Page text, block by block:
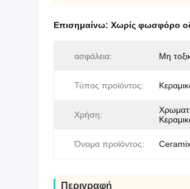
Επισημαίνω: Χωρίς φωσφόρο
ασφάλεια: Μη
Τύπος προϊόντος:
Χρήση:
Όνομα προϊόντος:
Περιγραφή